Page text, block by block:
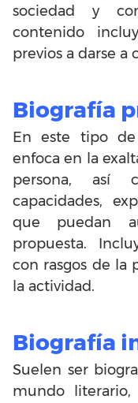
sociedad y
contenido
previos a darse a
Biografía
En este tipo
enfoca en la
persona, así
capacidades,
que puedan
propuesta.
con rasgos de la
la actividad.
Biografía
Suelen ser
mundo